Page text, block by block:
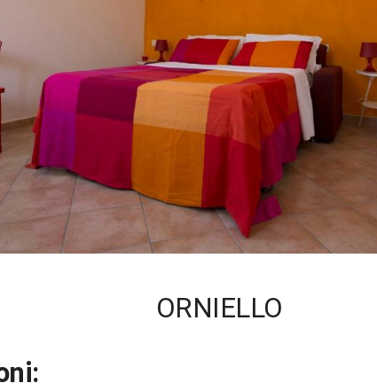
ORNIELLO